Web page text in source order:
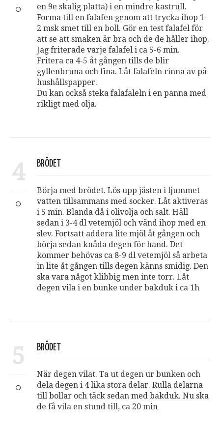
en 9e skalig platta) i en mindre kastrull.
Forma till en falafen genom att trycka ihop 1-
2 msk smet till en boll. Gör en test falafel för
att se att smaken är bra och de de håller ihop.
Jag friterade varje falafel i ca 5-6 min.
Fritera ca 4-5 åt gången tills de blir
gyllenbruna och fina. Låt falafeln rinna av på
hushållspapper.
Du kan också steka falafaleln i en panna med
rikligt med olja.
4 BRÖDET
Börja med brödet. Lös upp jästen i ljummet
vatten tillsammans med socker. Låt aktiveras
i 5 min. Blanda då i olivolja och salt. Häll
sedan i 3-4 dl vetemjöl och vänd ihop med en
slev. Fortsatt addera lite mjöl åt gången och
börja sedan knåda degen för hand. Det
kommer behövas ca 8-9 dl vetemjöl så arbeta
in lite åt gången tills degen känns smidig. Den
ska vara något klibbig men inte torr. Låt
degen vila i en bunke under bakduk i ca 1h
5 BRÖDET
När degen vilat. Ta ut degen ur bunken och
dela degen i 4 lika stora delar. Rulla delarna
till bollar och täck sedan med bakduk. Nu ska
de få vila en stund till, ca 20 min